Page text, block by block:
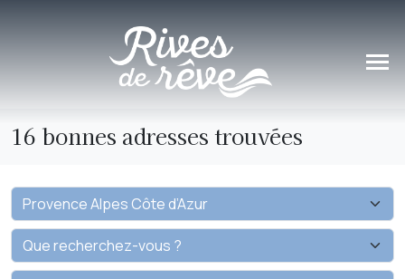
16 bonnes adresses trouvées